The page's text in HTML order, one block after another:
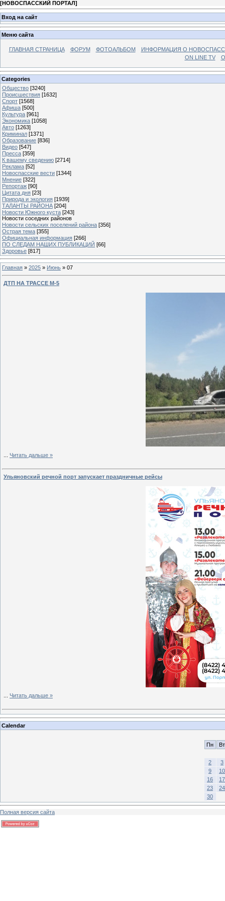
[НОВОСПАССКИЙ ПОРТАЛ]
Вход на сайт
Меню сайта
ГЛАВНАЯ СТРАНИЦА ФОРУМ ФОТОАЛЬБОМ
ИНФОРМАЦИЯ О
ON LINE TV
Categories
Общество [3240]
Происшествия [1632]
Спорт [1568]
Афиша [500]
Культура [961]
Экономика [1058]
Авто [1263]
Криминал [1371]
Образование [836]
Видео [547]
Пресса [359]
К вашему сведению [2714]
Реклама [52]
Новоспасские вести [1344]
Мнение [322]
Репортаж [90]
Цитата дня [23]
Природа и экология [1939]
ТАЛАНТЫ РАЙОНА [204]
Новости Южного куста [243]
Новости соседних районов
Новости сельских поселений района [356]
Острая тема [355]
Официальная информация [266]
ПО СЛЕДАМ НАШИХ ПУБЛИКАЦИЙ [66]
Здоровье [817]
Главная » 2025 » Июнь » 07
ДТП НА ТРАССЕ М-5
Читать дальше »
Ульяновский речной порт запускает праздничные рейсы
Читать дальше »
Calendar
Пн Вт
2
3
9
10
16
17
23
24
30
Полная версия сайта